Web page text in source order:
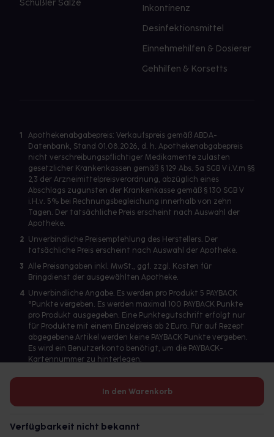
In den Warenkorb
Verfügbarkeit nicht bekannt
Schüßler Salze
Inkontinenz
Desinfektionsmittel
Einnehmehilfen & Dosierer
Gehhilfen & Korsetts
1
Apothekenabgabepreis: Verkaufspreis gemäß ABDA-
Datenbank, Stand 01.08.2026, d. h. Apothekenabgabepreis
nicht verschreibungspflichtiger Medikamente zulasten
gesetzlicher Krankenkassen gemäß § 129 Abs. 5a SGB V i.V.m §§
2,3 der Arzneimittelpreisverordnung, abzüglich eines
Abschlags zugunsten der Krankenkasse gemäß § 130 SGB V
i.H.v. 5% bei Rechnungsbegleichung innerhalb von zehn
Tagen. Der tatsächliche Preis erscheint nach Auswahl der
Apotheke.
2 Unverbindliche Preisempfehlung des Herstellers. Der
tatsächliche Preis erscheint nach Auswahl der Apotheke.
3 Alle Preisangaben inkl. MwSt., ggf. zzgl. Kosten für
Bringdienst der ausgewählten Apotheke.
4 Unverbindliche Angabe. Es werden pro Produkt 5 PAYBACK
°Punkte vergeben. Es werden maximal 100 PAYBACK Punkte
pro Produkt ausgegeben. Eine Punktegutschrift erfolgt nur
für Produkte mit einem Einzelpreis ab 2 Euro. Für auf Rezept
abgegebene Artikel werden keine PAYBACK Punkte vergeben.
Es wird ein Benutzerkonto benötigt, um die PAYBACK-
Kartennummer zu hinterlegen.
Betreiber des Portals und verantwortlich: gesund.de GmbH &